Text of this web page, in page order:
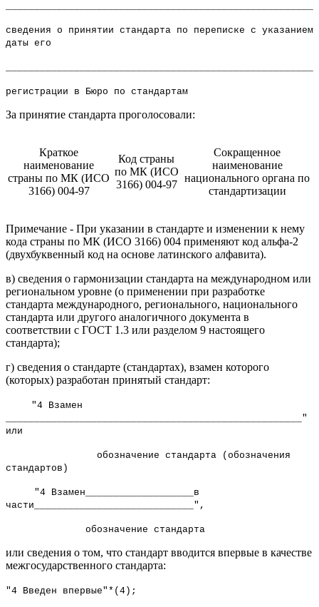
сведения о принятии стандарта по переписке с указанием
даты его
регистрации в Бюро по стандартам
За принятие стандарта проголосовали:
Краткое
наименование
страны по МК (ИСО
3166) 004-97
Код страны
по МК (ИСО
3166) 004-97
Сокращенное
наименование
национального органа по
стандартизации
Примечание - При указании в стандарте и изменении к нему
кода страны по МК (ИСО 3166) 004 применяют код альфа-2
(двухбуквенный код на основе латинского алфавита).
в) сведения о гармонизации стандарта на международном или
региональном уровне (о применении при разработке
стандарта международного, регионального, национального
стандарта или другого аналогичного документа в
соответствии с ГОСТ 1.3 или разделом 9 настоящего
стандарта);
г) сведения о стандарте (стандартах), взамен которого
(которых) разработан принятый стандарт:
"4 Взамен
____________________________________________________"
или
обозначение стандарта (обозначения
стандартов)
"4 Взамен___________________в
части____________________________",
обозначение стандарта
или сведения о том, что стандарт вводится впервые в качестве
межгосударственного стандарта:
"4 Введен впервые"*(4);